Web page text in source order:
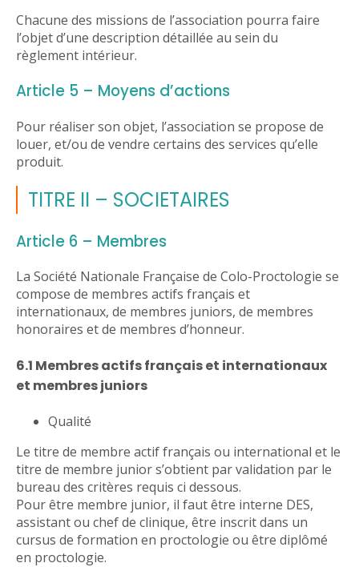
Chacune des missions de l’association pourra faire
l’objet d’une description détaillée au sein du
règlement intérieur.
Article 5 – Moyens d’actions
Pour réaliser son objet, l’association se propose de
louer, et/ou de vendre certains des services qu’elle
produit.
TITRE II – SOCIETAIRES
Article 6 – Membres
La Société Nationale Française de Colo-Proctologie se
compose de membres actifs français et
internationaux, de membres juniors, de membres
honoraires et de membres d’honneur.
6.1 Membres actifs français et internationaux
et membres juniors
Qualité
Le titre de membre actif français ou international et le
titre de membre junior s’obtient par validation par le
bureau des critères requis ci dessous.
Pour être membre junior, il faut être interne DES,
assistant ou chef de clinique, être inscrit dans un
cursus de formation en proctologie ou être diplômé
en proctologie.